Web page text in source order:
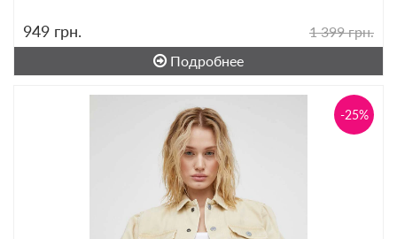
949 грн.
1 399 грн.
Подробнее
-25%